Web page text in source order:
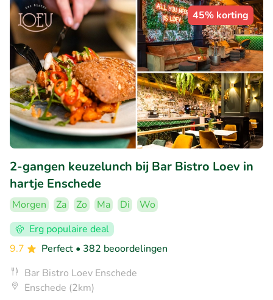
45% korting
2-gangen keuzelunch bij Bar Bistro Loev in
hartje Enschede
Morgen Za Zo Ma Di
Wo
Erg populaire deal
9.7
Perfect • 382 beoordelingen
Bar Bistro Loev Enschede
Enschede (2km)